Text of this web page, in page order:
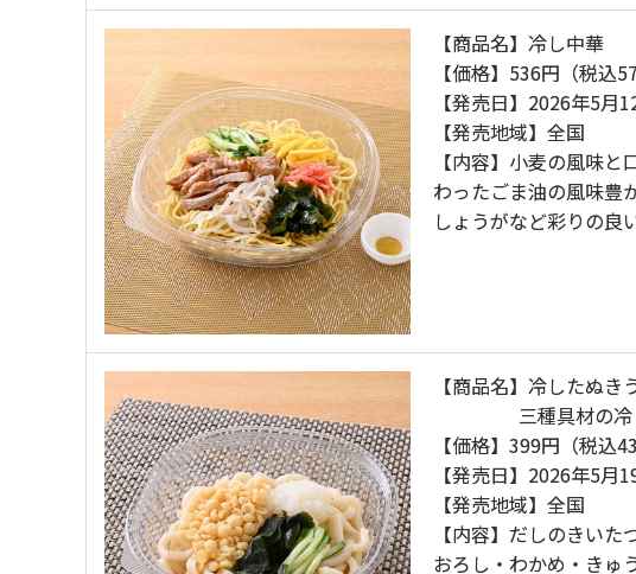
【商品名】冷し中華
【価格】536円（税込
【発売日】2026年5月
【発売地域】全国
【内容】小麦の風味
わったごま油の風味豊
しょうがなど彩りの良
【商品名】冷したぬ
三種具材の冷し
【価格】399円（税込
【発売日】2026年5月
【発売地域】全国
【内容】だしのきい
おろし・わかめ・きゅ